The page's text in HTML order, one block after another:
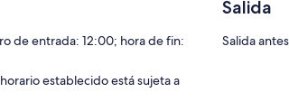
de entrada: 12:00; hora de fin:
establecido está sujeta a
Salida
Salida